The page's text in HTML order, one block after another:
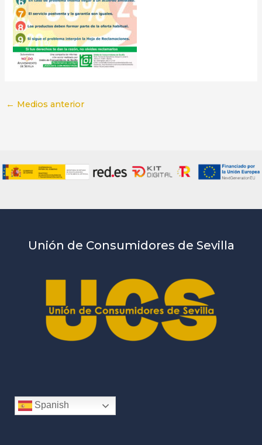
← Medios anterior
Unión de Consumidores de Sevilla
Spanish